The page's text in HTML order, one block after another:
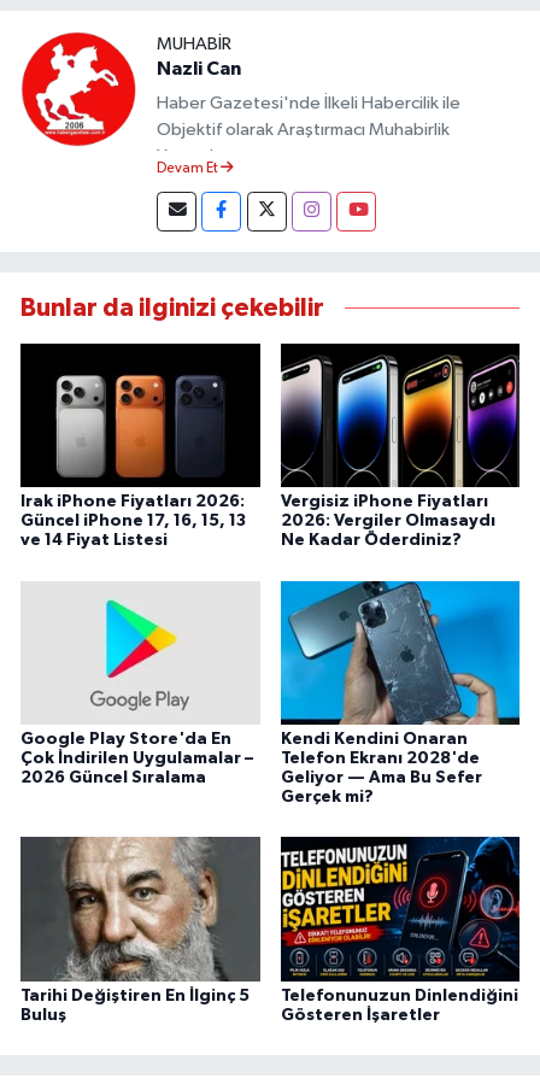
MUHABIR
Nazli Can
Haber Gazetesi'nde İlkeli Habercilik ile
Objektif olarak Araştırmacı Muhabirlik
Yapmaktayım.
Devam Et
Bunlar da ilginizi çekebilir
Irak iPhone Fiyatları 2026:
Güncel iPhone 17, 16, 15, 13
ve 14 Fiyat Listesi
Vergisiz iPhone Fiyatları
2026: Vergiler Olmasaydı
Ne Kadar Öderdiniz?
Google Play Store'da En
Çok İndirilen Uygulamalar –
2026 Güncel Sıralama
Kendi Kendini Onaran
Telefon Ekranı 2028'de
Geliyor — Ama Bu Sefer
Gerçek mi?
Tarihi Değiştiren En İlginç 5
Buluş
Telefonunuzun Dinlendiğini
Gösteren İşaretler